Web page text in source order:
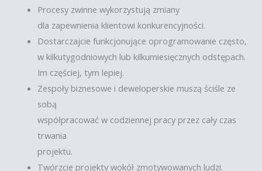
Procesy zwinne wykorzystują zmiany
dla zapewnienia klientowi konkurencyjności.
Dostarczajcie funkcjonujące oprogramowanie często,
w kilkutygodniowych lub kilkumiesięcznych odstępach.
Im częściej, tym lepiej.
Zespoły biznesowe i deweloperskie muszą ściśle ze
sobą
współpracować w codziennej pracy przez cały czas
trwania
projektu.
Twórzcie projekty wokół zmotywowanych ludzi.